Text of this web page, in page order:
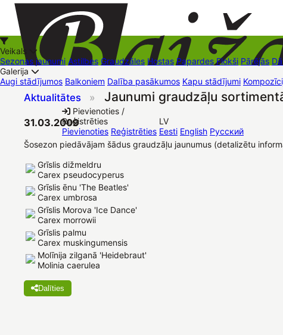
+37126545879 baizas@baizas.lv
Pievienoties /
Reģistrēties
Pievienoties Reģistrēties
LV
Eesti English Русский
Veikals
Sezonas jaunumi Astilbes Graudzāles Hostas Papardes Flokši Pārējās
Galerija
Augi stādījumos Balkoniem Dalība pasākumos Kapu stādījumi
Aktualitātes » Jaunumi graudzāļu
31.03.2009
Šosezon piedāvājam šādus graudzāļu jaunumus (detalizētu
Grīslis dižmeldru
Carex pseudocyperus
Grīslis ēnu 'The Beatles'
Carex umbrosa
Grīslis Morova 'Ice Dance'
Carex morrowii
Grīslis palmu
Carex muskingumensis
Molīnija zilganā 'Heidebraut'
Molinia caerulea
Dalīties